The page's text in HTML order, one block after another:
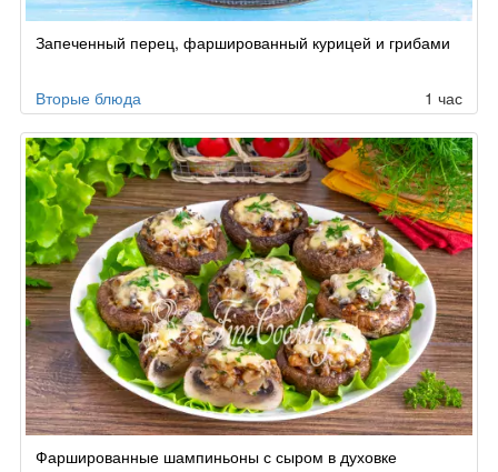
Запеченный перец, фаршированный курицей и грибами
Вторые блюда 1 час
Фаршированные шампиньоны с сыром в духовке